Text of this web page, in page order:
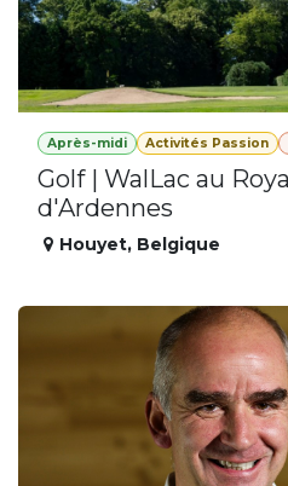
Après-midi Activités Passion
Golf | WalLac au
d'Ardennes
Houyet, Belgique